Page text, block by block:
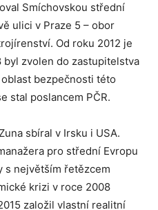
Smíchovskou střední
ulici v Praze 5 – obor
Od roku 2012 je
byl zvolen do zastupitelstva
bezpečnosti této
stal poslancem PČR.
sbíral v Irsku i USA.
pro střední Evropu
s největším řetězcem
krizi v roce 2008
založil vlastní realitní